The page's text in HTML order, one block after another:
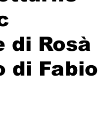
di Rosà
di Fabio